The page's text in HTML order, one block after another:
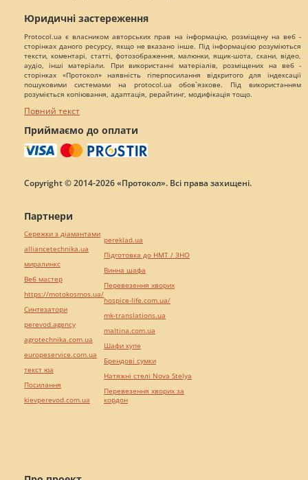
Юридичні застереження
Protocol.ua є власником авторських прав на інформацію, розміщену на веб -
сторінках даного ресурсу, якщо не вказано інше. Під інформацією розуміються
тексти, коментарі, статті, фотозображення, малюнки, ящик-шота, скани, відео,
аудіо, інші матеріали. При використанні матеріалів, розміщених на веб -
сторінках «Протокол» наявність гіперпосилання відкритого для індексації
пошуковими системами на protocol.ua обов`язкове. Під використанням
розуміється копіювання, адаптація, рерайтинг, модифікація тощо.
Повний текст
Приймаємо до оплати
Copyright © 2014-2026 «Протокол». Всі права захищені.
Партнери
Сережки з діамантами
alliancetechnika.ua
миралинкс
Веб мастер
https://motokosmos.ua/
Синтезатори
perevod.agency
agrotechnika.com.ua
europeservice.com.ua
текст юа
Посилання
kievperevod.com.ua
pereklad.ua
Підготовка до НМТ / ЗНО
Винна шафа
Перевезення хворих
hospice-life.com.ua/
mk-translations.ua
maltina.com.ua
Шафи купе
Брендові сумки
Натяжні стелі Nova Stelya
Перевезення хворих за
кордон